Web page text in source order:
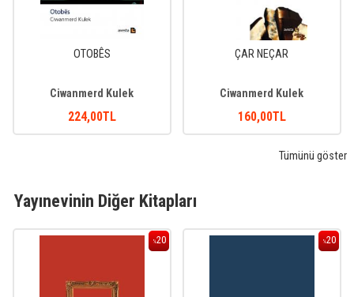
OTOBÊS
Ciwanmerd Kulek
224,00TL
ÇAR NEÇAR
Ciwanmerd Kulek
160,00TL
Tümünü göster
Yayınevinin Diğer Kitapları
%20 %20